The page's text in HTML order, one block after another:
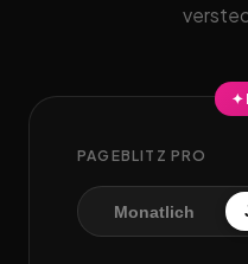
✦
PAGEBLITZ PRO
Monatlich